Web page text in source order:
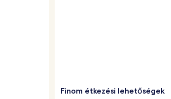
Finom étkezési lehetőségek